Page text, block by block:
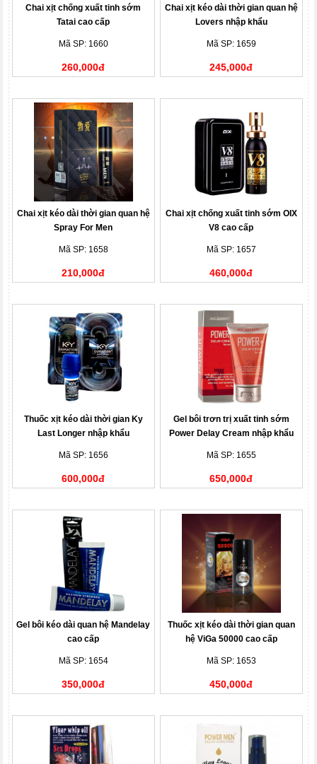
Chai xịt chống xuất tinh sớm
Tatai cao cấp
Mã SP: 1660
260,000đ
Chai xịt kéo dài thời gian quan hệ
Lovers nhập khẩu
Mã SP: 1659
245,000đ
Chai xịt kéo dài thời gian quan hệ
Spray For Men
Mã SP: 1658
210,000đ
Chai xịt chống xuất tinh sớm OIX
V8 cao cấp
Mã SP: 1657
460,000đ
Thuốc xịt kéo dài thời gian Ky
Last Longer nhập khẩu
Mã SP: 1656
600,000đ
Gel bôi trơn trị xuất tinh sớm
Power Delay Cream nhập khẩu
Mã SP: 1655
650,000đ
Gel bôi kéo dài quan hệ Mandelay
cao cấp
Mã SP: 1654
350,000đ
Thuốc xịt kéo dài thời gian quan
hệ ViGa 50000 cao cấp
Mã SP: 1653
450,000đ